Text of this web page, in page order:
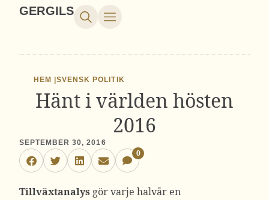
GERGILS
HEM |SVENSK POLITIK
Hänt i världen hösten
2016
SEPTEMBER 30, 2016
0
Tillväxtanalys gör varje halvår en